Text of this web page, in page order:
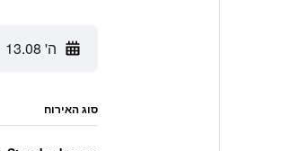
ה' 13.08
סוג האירוח